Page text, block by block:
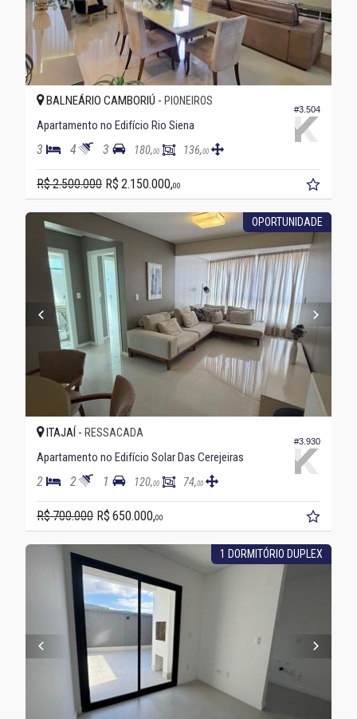
#3.504
BALNEÁRIO CAMBORIÚ - PIONEIROS
Apartamento no Edifício Rio Siena
3 4 3 180,00 136,00
R$ 2.500.000 R$ 2.150.000,00
OPORTUNIDADE
#3.930
ITAJAÍ - RESSACADA
Apartamento no Edifício Solar Das Cerejeiras
2 2 1 120,00 74,00
R$ 700.000 R$ 650.000,00
1 DORMITÓRIO DUPLEX